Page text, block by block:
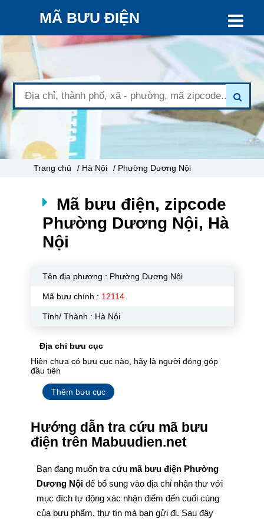
MÃ BƯU ĐIỆN
Trang chủ / Hà Nội / Phường Dương Nội
Mã bưu điện, zipcode
Phường Dương Nội, Hà
Nội
Tên địa phương : Phường Dương Nội
Mã bưu chính : 12114
Tỉnh/ Thành : Hà Nội
Địa chỉ bưu cục
Hiện chưa có bưu cục nào, hãy là người đóng góp
đầu tiên
Thêm bưu cục
Hướng dẫn tra cứu mã bưu
điện trên Mabuudien.net
Bạn đang muốn tra cứu mã bưu điện Phường
Dương Nội để bổ sung vào địa chỉ nhận thư với
mục đích tự động xác nhận điểm đến cuối cùng
của bưu phẩm, thư tín mà bạn gửi đi. Sau đây